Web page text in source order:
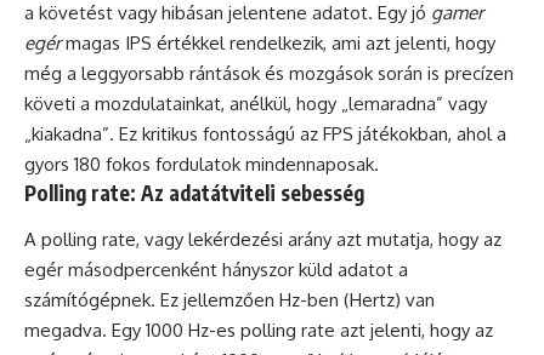
a követést vagy hibásan jelentene adatot. Egy jó gamer
egérmagas IPS értékkel rendelkezik, ami azt jelenti, hogy
még a leggyorsabb rántások és mozgások során is precízen
követi a mozdulatainkat, anélkül, hogy „lemaradna” vagy
„kiakadna”. Ez kritikus fontosságú az FPS játékokban, ahol a
gyors 180 fokos fordulatok mindennaposak.
Polling rate: Az adatátviteli sebesség
A polling rate, vagy lekérdezési arány azt mutatja, hogy az
egér másodpercenként hányszor küld adatot a
számítógépnek. Ez jellemzően Hz-ben (Hertz) van
megadva. Egy 1000 Hz-es polling rate azt jelenti, hogy az